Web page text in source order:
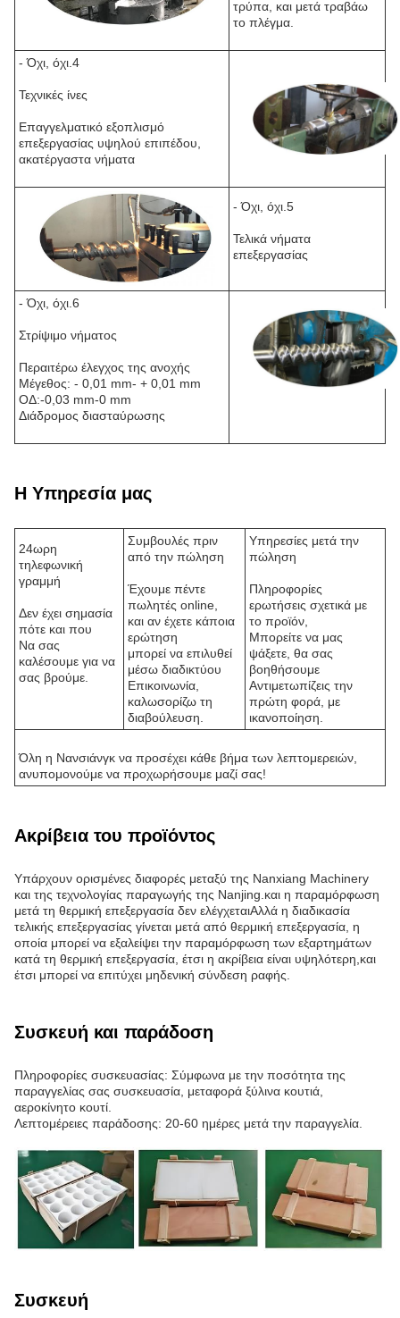
τρύπα, και μετά τραβάω
το πλέγμα.
- Όχι, όχι.4
Τεχνικές ίνες
Επαγγελματικό εξοπλισμό
επεξεργασίας υψηλού επιπέδου,
ακατέργαστα νήματα
- Όχι, όχι.5
Τελικά νήματα
επεξεργασίας
- Όχι, όχι.6
Στρίψιμο νήματος
Περαιτέρω έλεγχος της ανοχής
Μέγεθος: - 0,01 mm- + 0,01 mm
ΟΔ:-0,03 mm-0 mm
Διάδρομος διασταύρωσης
Η Υπηρεσία μας
24ωρη
τηλεφωνική
γραμμή
Δεν έχει σημασία
πότε και που
Να σας
καλέσουμε για να
σας βρούμε.
Συμβουλές πριν
από την πώληση
Έχουμε πέντε
πωλητές online,
και αν έχετε κάποια
ερώτηση
μπορεί να επιλυθεί
μέσω διαδικτύου
Επικοινωνία,
καλωσορίζω τη
διαβούλευση.
Υπηρεσίες μετά την
πώληση
Πληροφορίες
ερωτήσεις σχετικά με
το προϊόν,
Μπορείτε να μας
ψάξετε, θα σας
βοηθήσουμε
Αντιμετωπίζεις την
πρώτη φορά, με
ικανοποίηση.
Όλη η Νανσιάνγκ να προσέχει κάθε βήμα των λεπτομερειών,
ανυπομονούμε να προχωρήσουμε μαζί σας!
Ακρίβεια του προϊόντος
Υπάρχουν ορισμένες διαφορές μεταξύ της Nanxiang Machinery
και της τεχνολογίας παραγωγής της Nanjing.και η παραμόρφωση
μετά τη θερμική επεξεργασία δεν ελέγχεταιΑλλά η διαδικασία
τελικής επεξεργασίας γίνεται μετά από θερμική επεξεργασία, η
οποία μπορεί να εξαλείψει την παραμόρφωση των εξαρτημάτων
κατά τη θερμική επεξεργασία, έτσι η ακρίβεια είναι υψηλότερη,και
έτσι μπορεί να επιτύχει μηδενική σύνδεση ραφής.
Συσκευή και παράδοση
Πληροφορίες συσκευασίας: Σύμφωνα με την ποσότητα της
παραγγελίας σας συσκευασία, μεταφορά ξύλινα κουτιά,
αεροκίνητο κουτί.
Λεπτομέρειες παράδοσης: 20-60 ημέρες μετά την παραγγελία.
Συσκευή